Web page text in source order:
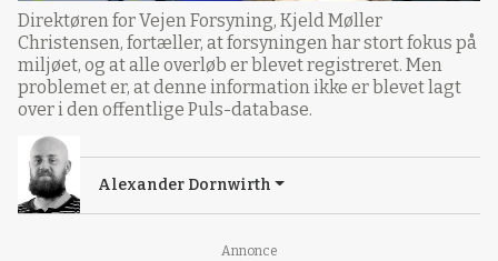
Annonce
Direktøren for Vejen Forsyning, Kjeld Møller
Christensen, fortæller, at forsyningen har stort fokus på
miljøet, og at alle overløb er blevet registreret. Men
problemet er, at denne information ikke er blevet lagt
over i den offentlige Puls-database.
Alexander Dornwirth